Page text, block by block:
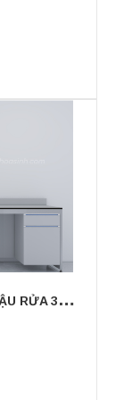
B
ÀN THÍ NGHIỆM ÁP TƯỜNG CÓ CHẬU RỬA 3600X750X800MM